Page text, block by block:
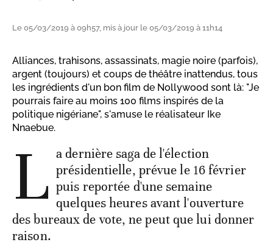
Le 05/03/2019 à 09h57, mis à jour le 05/03/2019 à 11h14
Alliances, trahisons, assassinats, magie noire (parfois),
argent (toujours) et coups de théâtre inattendus, tous
les ingrédients d'un bon film de Nollywood sont là: "Je
pourrais faire au moins 100 films inspirés de la
politique nigériane", s'amuse le réalisateur Ike
Nnaebue.
L a dernière saga de l'élection
présidentielle, prévue le 16 février
puis reportée d'une semaine
quelques heures avant l'ouverture
des bureaux de vote, ne peut que lui donner
raison.